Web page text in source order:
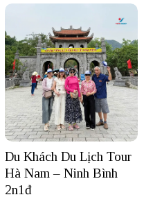
Du Khách Du Lịch Tour
Hà Nam – Ninh Bình
2n1đ